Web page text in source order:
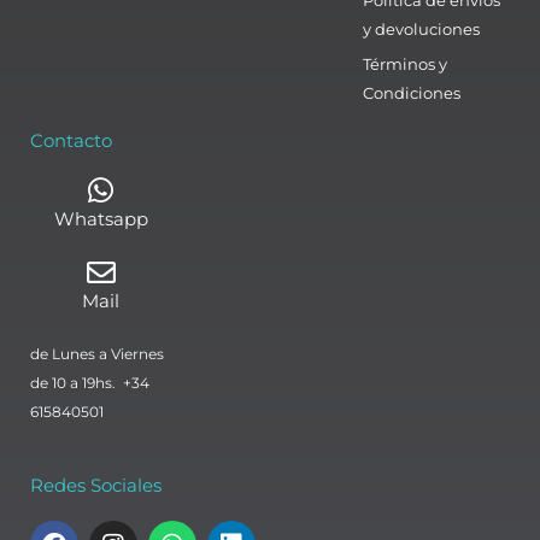
y devoluciones
Términos y
Condiciones
Contacto
Whatsapp
Mail
de Lunes a Viernes
de 10 a 19hs. +34
615840501
Redes Sociales
F
I
W
L